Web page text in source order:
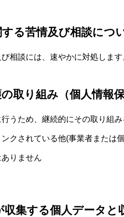
る苦情及び相談につ
相談には、速やかに対処します
の取り組み（個人情
うため、継続的にその取り組み
クされている他(事業者または
りません
収集する個人データと